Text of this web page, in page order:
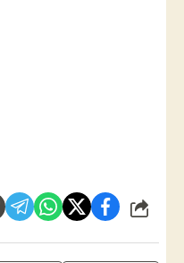
شارك